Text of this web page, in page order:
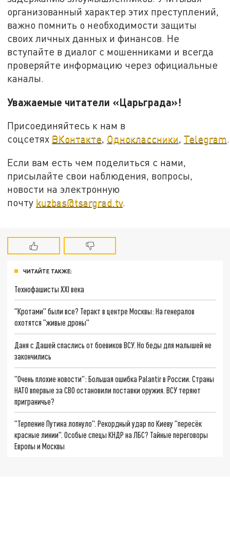
организованный характер этих преступлений,
важно помнить о необходимости защиты
своих личных данных и финансов. Не
вступайте в диалог с мошенниками и всегда
проверяйте информацию через официальные
каналы.
Уважаемые читатели «Царьграда»!
Присоединяйтесь к нам в
соцсетях ВКонтакте, Одноклассники, Telegram.
Если вам есть чем поделиться с нами,
присылайте свои наблюдения, вопросы,
новости на электронную
почту kuzbas@tsargrad.tv.
ЧИТАЙТЕ ТАКЖЕ:
Технофашисты XXI века
"Кротами" были все? Теракт в центре Москвы: На генералов
охотятся "живые дроны"
Даня с Дашей спаслись от боевиков ВСУ. Но беды для малышей не
закончились
"Очень плохие новости": Большая ошибка Palantir в России. Страны
НАТО впервые за СВО остановили поставки оружия. ВСУ теряют
приграничье?
"Терпение Путина лопнуло". Рекордный удар по Киеву "пересёк
красные линии". Особые спецы КНДР на ЛБС? Тайные переговоры
Европы и Москвы